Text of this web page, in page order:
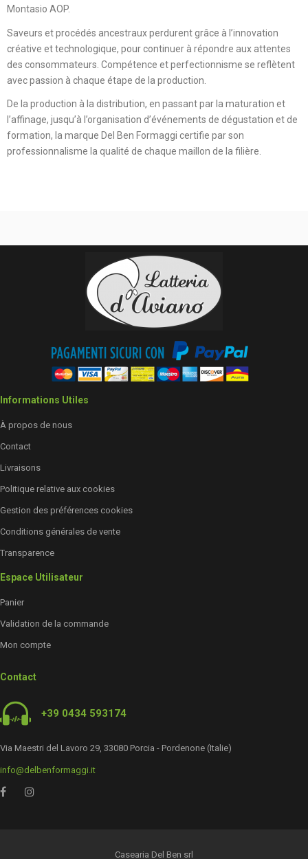
Montasio AOP.
Saveurs et procédés ancestraux perdurent grâce à l’innovation
créative et technologique, pour continuer à répondre aux attentes
des consommateurs. Compétence et perfectionnisme se reflètent
avec passion à chaque étape de la production.
De la production à la distribution, en passant par la maturation et
l’affinage, jusqu’à l’organisation d’événements de dégustation et de
formation, la marque Del Ben Formaggi certifie par son
professionnalisme la qualité de chaque maillon de la filière.
Informations Utiles
À propos de nous
Contact
Livraisons
Politique relative aux cookies
Gestion des préférences cookies
Conditions générales de vente
Transparence
Espace Utilisateur
Panier
Validation de la commande
Mon compte
Contact
+39 0434 593174
Via Maestri del Lavoro 29, 33080 Porcia - Pordenone (Italie)
info@delbenformaggi.it
Casearia Del Ben srl